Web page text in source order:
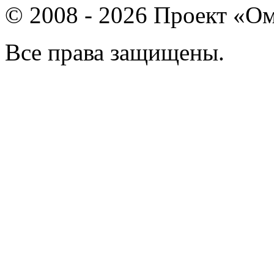
© 2008 - 2026 Проект
Все права защищены.